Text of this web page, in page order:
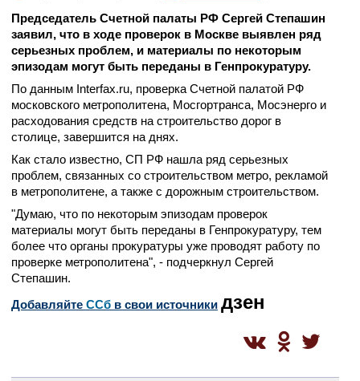
Председатель Счетной палаты РФ Сергей Степашин
заявил, что в ходе проверок в Москве выявлен ряд
серьезных проблем, и материалы по некоторым
эпизодам могут быть переданы в Генпрокуратуру.
По данным Interfax.ru, проверка Счетной палатой РФ
московского метрополитена, Мосгортранса, Мосэнерго и
расходования средств на строительство дорог в
столице, завершится на днях.
Как стало известно, СП РФ нашла ряд серьезных
проблем, связанных со строительством метро, рекламой
в метрополитене, а также с дорожным строительством.
"Думаю, что по некоторым эпизодам проверок
материалы могут быть переданы в Генпрокуратуру, тем
более что органы прокуратуры уже проводят работу по
проверке метрополитена", - подчеркнул Сергей
Степашин.
Добавляйте CСб в свои источники дзен